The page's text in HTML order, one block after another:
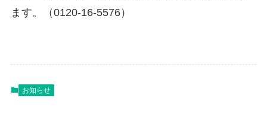
ます。（0120-16-5576）
お知らせ